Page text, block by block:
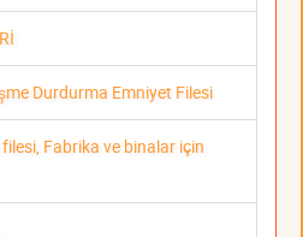
Durdurma Emniyet Filesi
Fabrika ve binalar için